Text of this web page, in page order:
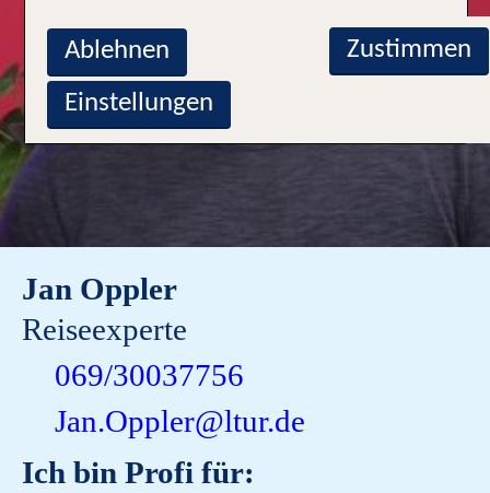
Jan Oppler
Reiseexperte
069/30037756
Jan.Oppler@ltur.de
Ich bin Profi für:
Zustimmen
Ablehnen
Einstellungen